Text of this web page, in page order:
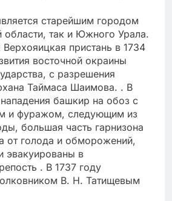
старейшим городом
области, так и Южного Урала.
пристань в 1734
восточной окраины
с разрешения
Таймаса Шаимова. . В
башкир на обоз с
и фуражом, следующим из
большая часть гарнизона
от голода и обморожений,
эвакуированы в
. В 1737 году
В. Н. Татищевым